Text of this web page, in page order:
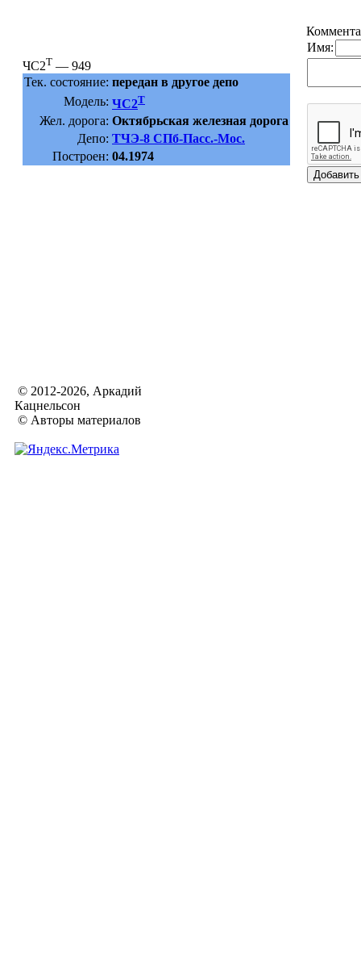
ЧС2Т — 949
Тек. состояние: передан в другое депо
Модель: ЧС2Т
Жел. дорога: Октябрьская железная дорога
Депо: ТЧЭ-8 СПб-Пасс.-Мос.
Построен: 04.1974
Имя:
© 2012-2026, Аркадий
Кацнельсон
© Авторы материалов